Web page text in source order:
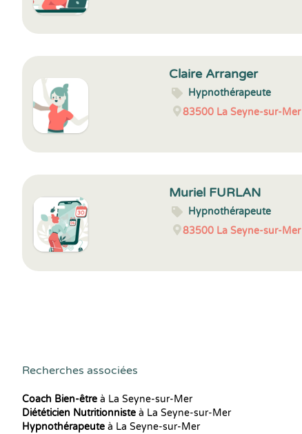
Claire Arranger
Hypnothérapeute
83500 La Seyne-sur-Mer
Muriel FURLAN
Hypnothérapeute
83500 La Seyne-sur-Mer
Recherches associées
Coach Bien-être à La Seyne-sur-Mer
Diététicien Nutritionniste à La Seyne-sur-Mer
Hypnothérapeute à La Seyne-sur-Mer